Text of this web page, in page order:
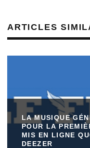
ARTICLES
LA MUSIQUE
POUR LA
MIS EN LIGNE
DEEZER